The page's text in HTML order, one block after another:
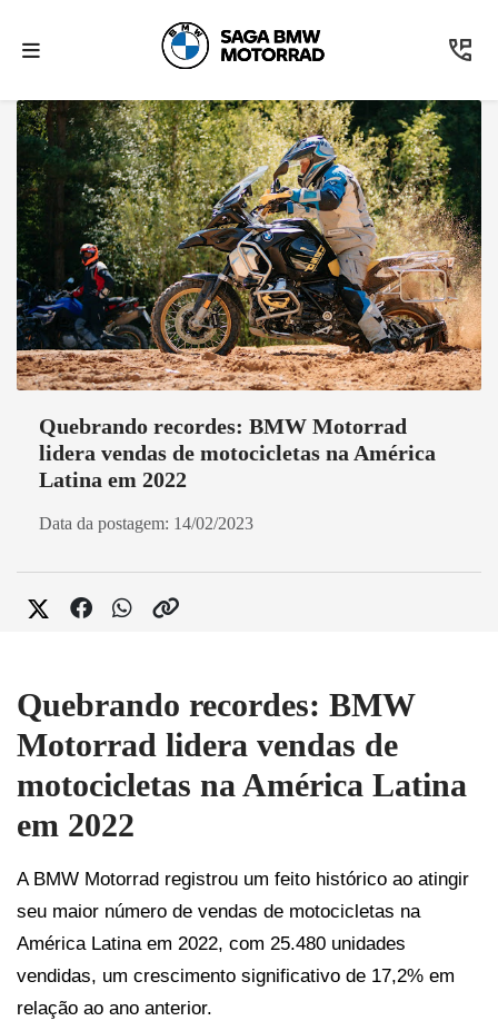
Quebrando recordes: BMW Motorrad
lidera vendas de motocicletas na América
Latina em 2022
Data da postagem: 14/02/2023
Quebrando recordes: BMW
Motorrad lidera vendas de
motocicletas na América Latina
em 2022
A BMW Motorrad registrou um feito histórico ao atingir
seu maior número de vendas de motocicletas na
América Latina em 2022, com 25.480 unidades
vendidas, um crescimento significativo de 17,2% em
relação ao ano anterior.